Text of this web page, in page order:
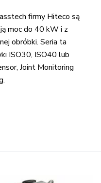
firmy Hiteco są
moc do 40 kW i z
obróbki. Seria ta
ISO30, ISO40 lub
Joint Monitoring